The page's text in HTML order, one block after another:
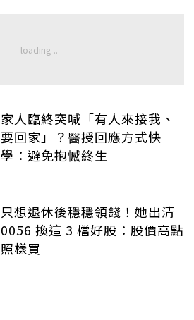
家人臨終突喊「有人來接我、
要回家」？醫授回應方式快
學：避免抱憾終生
只想退休後穩穩領錢！她出清
0056 換這 3 檔好股：股價高點
照樣買